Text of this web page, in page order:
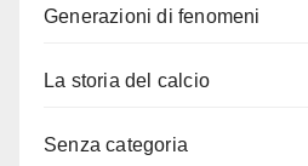
Generazioni di fenomeni
La storia del calcio
Senza categoria